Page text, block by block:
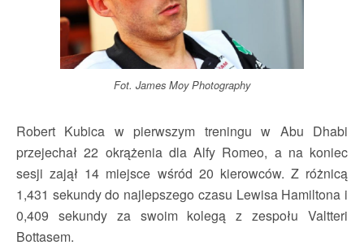
Fot. James Moy Photography
Robert Kubica w pierwszym treningu w Abu Dhabi
przejechał 22 okrążenia dla Alfy Romeo, a na koniec
sesji zajął 14 miejsce wśród 20 kierowców. Z różnicą
1,431 sekundy do najlepszego czasu Lewisa Hamiltona i
0,409 sekundy za swoim kolegą z zespołu Valtteri
Bottasem.